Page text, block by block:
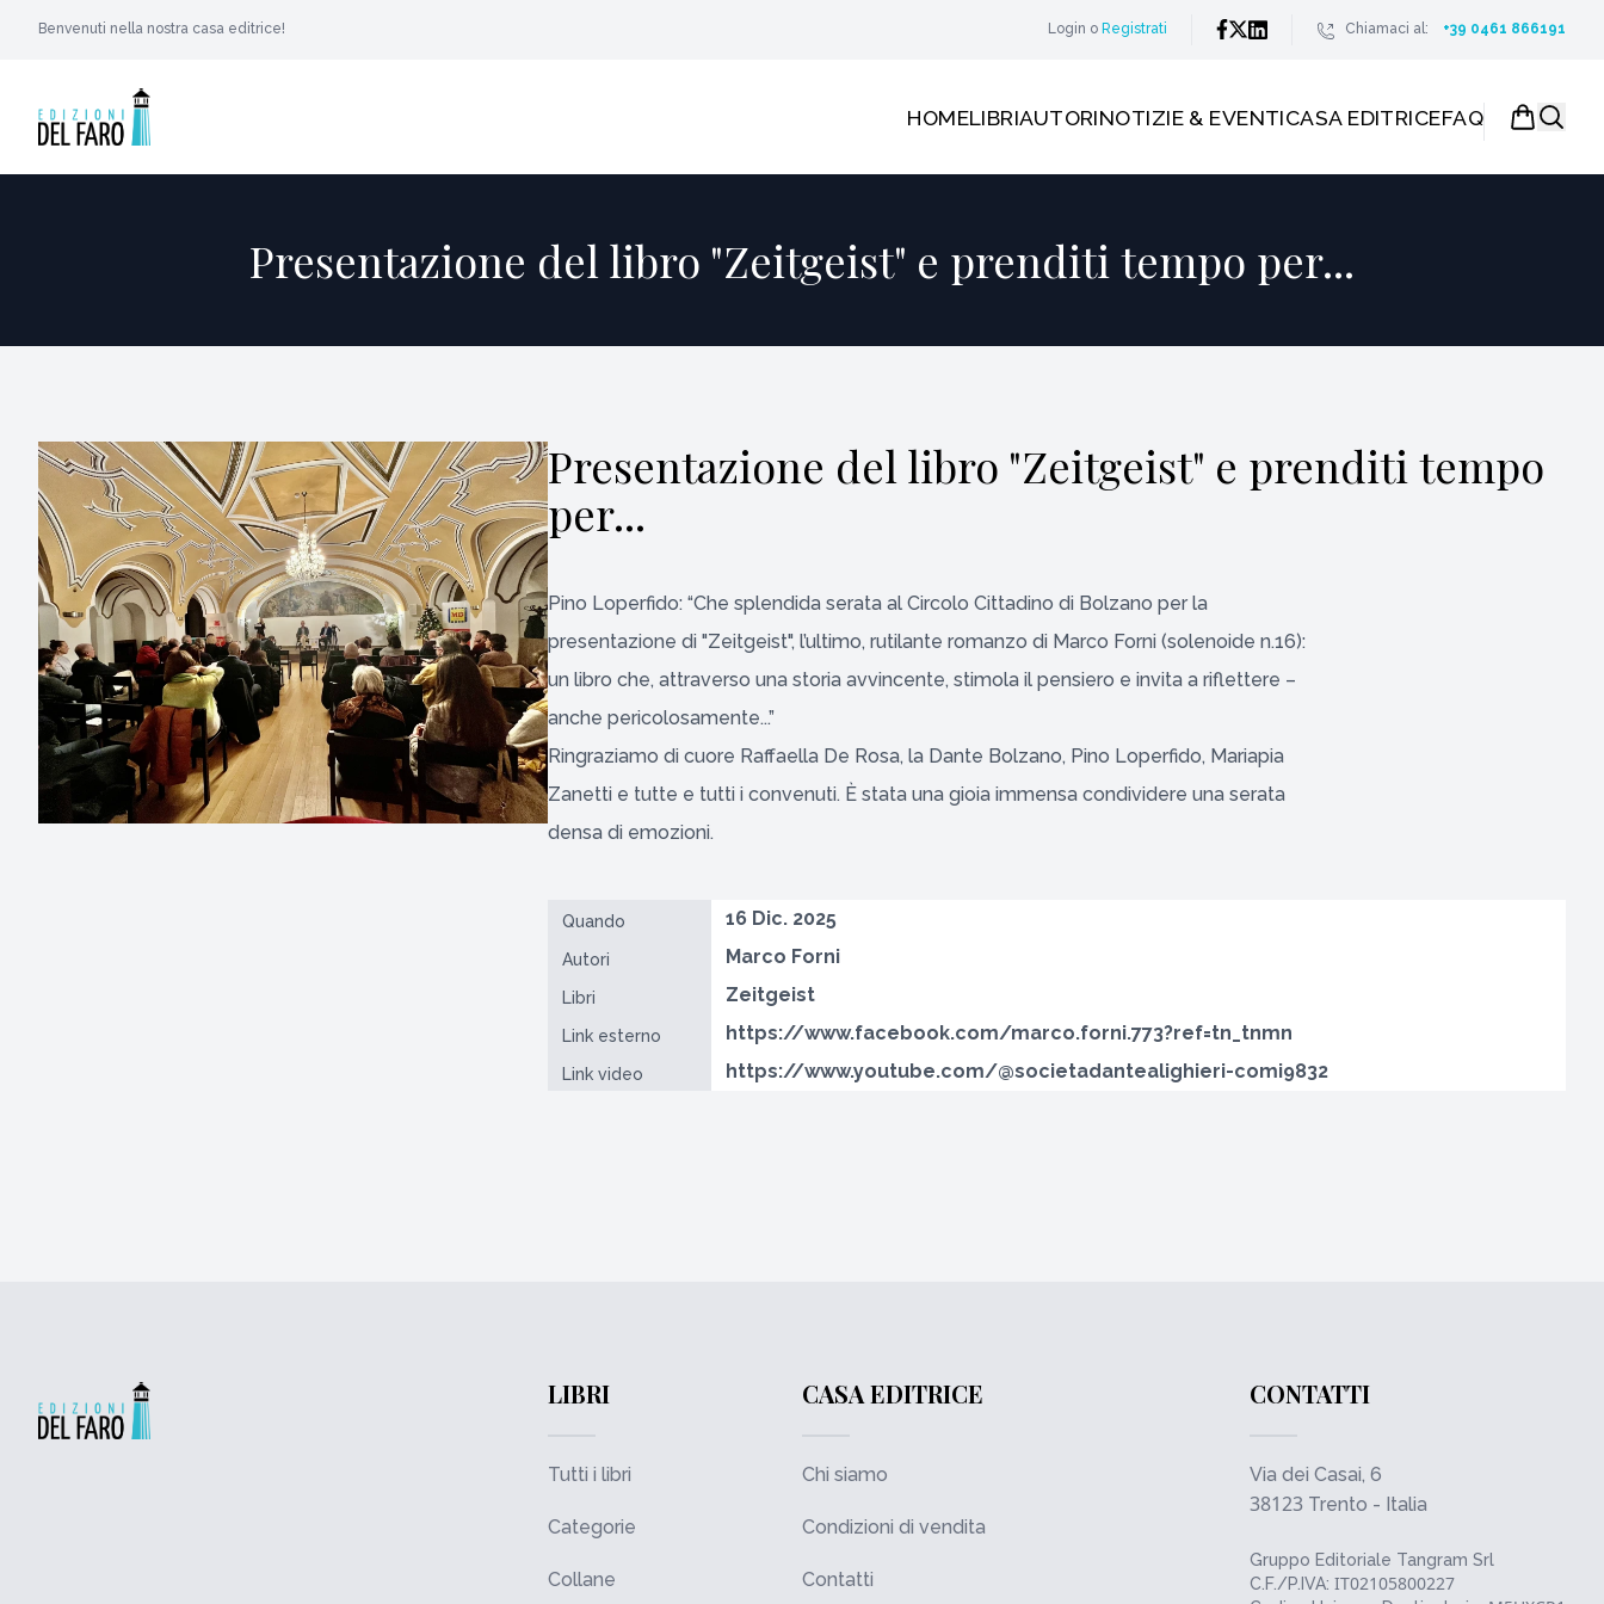
Benvenuti nella nostra casa editrice! Login o Registrati Chiamaci al: +39 0461 866191
HOMELIBRIAUTORINOTIZIE & EVENTICASA EDITRICEFAQ
Presentazione del libro "Zeitgeist" e prenditi tempo per...
Presentazione del libro "Zeitgeist" e prenditi tempo
per...
Pino Loperfido: “Che splendida serata al Circolo Cittadino di Bolzano per la
presentazione di "Zeitgeist", l’ultimo, rutilante romanzo di Marco Forni (solenoide n.16):
un libro che, attraverso una storia avvincente, stimola il pensiero e invita a riflettere –
anche pericolosamente...”
Ringraziamo di cuore Raffaella De Rosa, la Dante Bolzano, Pino Loperfido, Mariapia
Zanetti e tutte e tutti i convenuti. È stata una gioia immensa condividere una serata
densa di emozioni.
Quando 16 Dic. 2025
Autori Marco Forni
Libri Zeitgeist
Link esterno https://www.facebook.com/marco.forni.773?ref=tn_tnmn
Link video https://www.youtube.com/@societadantealighieri-comi9832
LIBRI
Tutti i libri
Categorie
Collane
CASA EDITRICE
Chi siamo
Condizioni di vendita
Contatti
CONTATTI
Via dei Casai, 6
38123 Trento - Italia
Gruppo Editoriale Tangram Srl
C.F./P.IVA: IT02105800227